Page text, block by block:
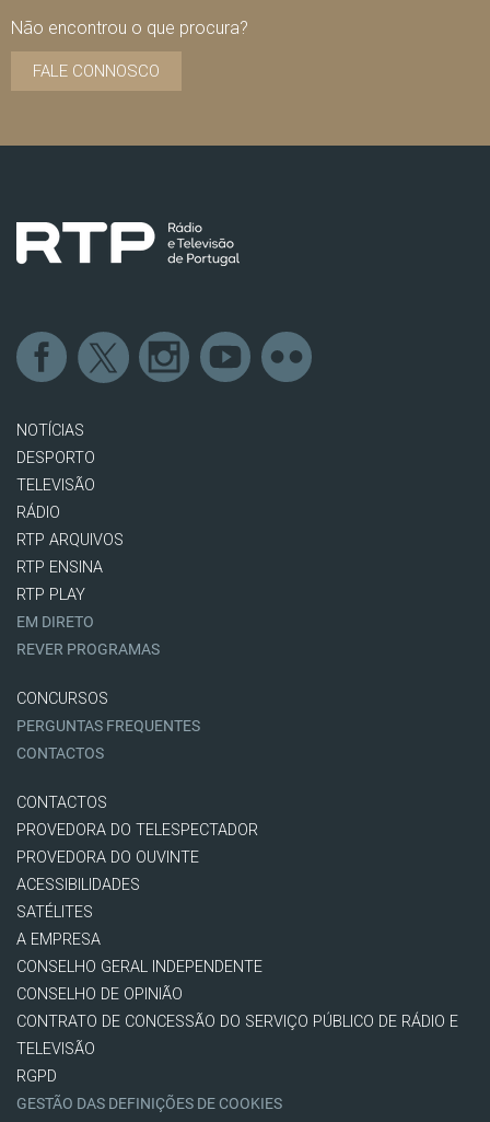
Não encontrou o que procura?
FALE CONNOSCO
NOTÍCIAS
DESPORTO
TELEVISÃO
RÁDIO
RTP ARQUIVOS
RTP ENSINA
RTP PLAY
EM DIRETO
REVER PROGRAMAS
CONCURSOS
PERGUNTAS FREQUENTES
CONTACTOS
CONTACTOS
PROVEDORA DO TELESPECTADOR
PROVEDORA DO OUVINTE
ACESSIBILIDADES
SATÉLITES
A EMPRESA
CONSELHO GERAL INDEPENDENTE
CONSELHO DE OPINIÃO
CONTRATO DE CONCESSÃO DO SERVIÇO PÚBLICO DE RÁDIO E
TELEVISÃO
RGPD
GESTÃO DAS DEFINIÇÕES DE COOKIES